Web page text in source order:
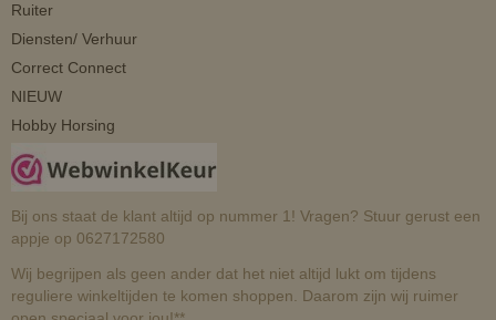
Ruiter
Diensten/ Verhuur
Correct Connect
NIEUW
Hobby Horsing
Bij ons staat de klant altijd op nummer 1! Vragen? Stuur gerust een
appje op 0627172580
Wij begrijpen als geen ander dat het niet altijd lukt om tijdens
reguliere winkeltijden te komen shoppen. Daarom zijn wij ruimer